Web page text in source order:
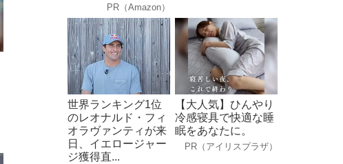
PR（Amazon）
世界ランキング1位
のレオナルド・フィ
オラヴァンティが来
日、イエロージャー
ジ獲得直...
【大人気】ひんやり
冷感寝具で快適な睡
眠をあなたに。
PR（アイリスプラザ）